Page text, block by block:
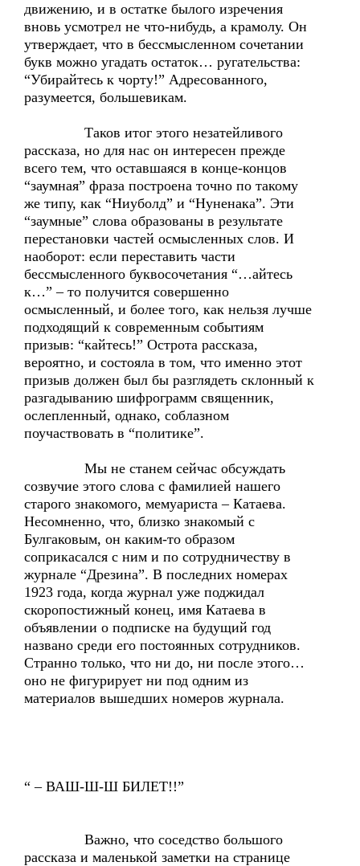
движению, и в остатке былого изречения
вновь усмотрел не что-нибудь, а крамолу. Он
утверждает, что в бессмысленном сочетании
букв можно угадать остаток… ругательства:
“Убирайтесь к чорту!” Адресованного,
разумеется, большевикам.
Таков итог этого незатейливого
рассказа, но для нас он интересен прежде
всего тем, что оставшаяся в конце-концов
“заумная” фраза построена точно по такому
же типу, как “Ниуболд” и “Нуненака”. Эти
“заумные” слова образованы в результате
перестановки частей осмысленных слов. И
наоборот: если переставить части
бессмысленного буквосочетания “…айтесь
к…” – то получится совершенно
осмысленный, и более того, как нельзя лучше
подходящий к современным событиям
призыв: “кайтесь!” Острота рассказа,
вероятно, и состояла в том, что именно этот
призыв должен был бы разглядеть склонный к
разгадыванию шифрограмм священник,
ослепленный, однако, соблазном
поучаствовать в “политике”.
Мы не станем сейчас обсуждать
созвучие этого слова с фамилией нашего
старого знакомого, мемуариста – Катаева.
Несомненно, что, близко знакомый с
Булгаковым, он каким-то образом
соприкасался с ним и по сотрудничеству в
журнале “Дрезина”. В последних номерах
1923 года, когда журнал уже поджидал
скоропостижный конец, имя Катаева в
объявлении о подписке на будущий год
названо среди его постоянных сотрудников.
Странно только, что ни до, ни после этого…
оно не фигурирует ни под одним из
материалов вышедших номеров журнала.
“ – ВАШ-Ш-Ш БИЛЕТ!!”
Важно, что соседство большого
рассказа и маленькой заметки на странице